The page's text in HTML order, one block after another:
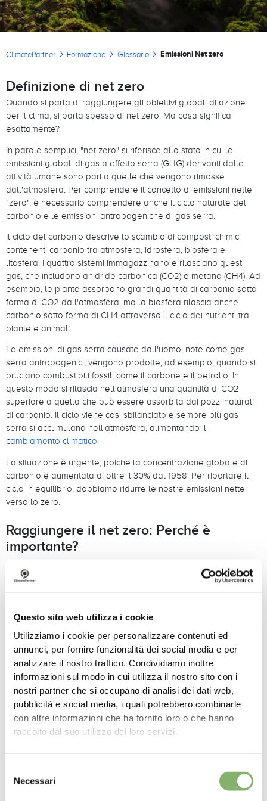
Questo sito web utilizza i cookie
Utilizziamo i cookie per personalizzare contenuti ed
annunci, per fornire funzionalità dei social media e per
analizzare il nostro traffico. Condividiamo inoltre
informazioni sul modo in cui utilizza il nostro sito con i
nostri partner che si occupano di analisi dei dati web,
pubblicità e social media, i quali potrebbero combinarle
con altre informazioni che ha fornito loro o che hanno
raccolto dal suo utilizzo dei loro servizi.
delNecessari
Briciole di pane
ClimatePartner Formazione Glossario Emissioni Net zero
Definizione di net zero
Quando si parla di raggiungere gli obiettivi globali di azione
per il clima, si parla spesso di net zero. Ma cosa significa
esattamente?
In parole semplici, "net zero" si riferisce allo stato in cui le
emissioni globali di gas a effetto serra (GHG) derivanti dalle
attività umane sono pari a quelle che vengono rimosse
dall'atmosfera. Per comprendere il concetto di emissioni nette
"zero", è necessario comprendere anche il ciclo naturale del
carbonio e le emissioni antropogeniche di gas serra.
Il ciclo del carbonio descrive lo scambio di composti chimici
contenenti carbonio tra atmosfera, idrosfera, biosfera e
litosfera. I quattro sistemi immagazzinano e rilasciano questi
gas, che includono anidride carbonica (CO2) e metano (CH4). Ad
esempio, le piante assorbono grandi quantità di carbonio sotto
forma di CO2 dall'atmosfera, ma la biosfera rilascia anche
carbonio sotto forma di CH4 attraverso il ciclo dei nutrienti tra
piante e animali.
Le emissioni di gas serra causate dall'uomo, note come gas
serra antropogenici, vengono prodotte, ad esempio, quando si
bruciano combustibili fossili come il carbone e il petrolio. In
questo modo si rilascia nell'atmosfera una quantità di CO2
superiore a quella che può essere assorbita dai pozzi naturali
di carbonio. Il ciclo viene così sbilanciato e sempre più gas
serra si accumulano nell'atmosfera, alimentando il
cambiamento climatico.
La situazione è urgente, poiché la concentrazione globale di
carbonio è aumentata di oltre il 30% dal 1958. Per riportare il
ciclo in equilibrio, dobbiamo ridurre le nostre emissioni nette
verso lo zero.
Raggiungere il net zero: Perché è
importante?
Per limitare gli effetti del cambiamento climatico, è necessario
riportare il ciclo del carbonio in equilibrio, e in tempi brevi. Se
climatica saranno irreversibili. Le conseguenze del
cambiamento climatico diventeranno quindi più drastiche se non
agiamo in modo rapido e coerente.
Questo aspetto è stato sottolineato nelParis Agreement
Accordo di Parigi), che mira a limitare il riscaldamento globale a
2 °C rispetto ai livelli pre-industriali, o idealmente a 1,5 °C. Il
rapporto del Gruppo intergovernativo di esperti sul
cambiamento climatico (IPCC) del 2023 mostra che questo
obiettivo può essere raggiunto solo con una significativa e